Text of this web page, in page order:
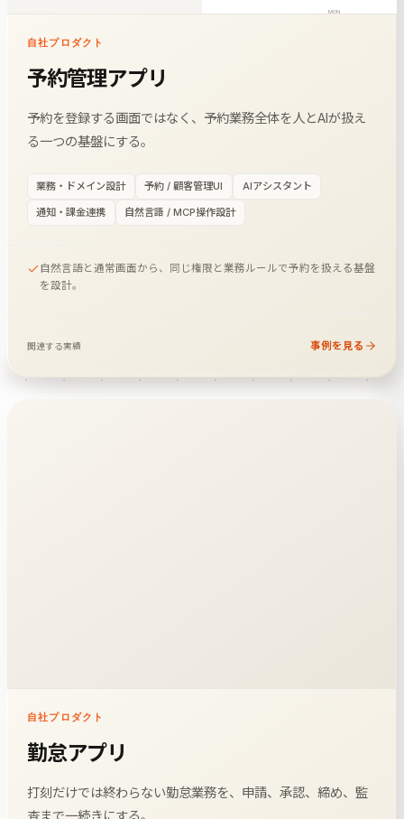
MON
利用者C
自社プロダクト
予約管理アプリ
予約を登録する画面ではなく、予約業務全体を人とAIが扱え
る一つの基盤にする。
業務・ドメイン設計 予約 / 顧客管理UI AIアシスタント
通知・課金連携 自然言語 / MCP操作設計
自然言語と通常画面から、同じ権限と業務ルールで予約を扱える基盤
を設計。
関連する実績 事例を見る
自社プロダクト
勤怠アプリ
打刻だけでは終わらない勤怠業務を、申請、承認、締め、監
査まで一続きにする。